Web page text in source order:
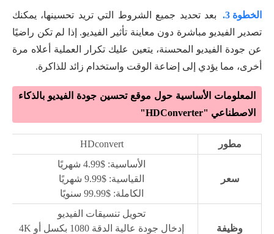
الخطوة 3.
بعد تحديد جميع الشروط التي تريد تحسينها، يمكنك
تصدير الفيديو مباشرة دون معاينة تأثير الفيديو. إذا لم تكن راضيًا
عن جودة الفيديو المحسنة، يتعين عليك تكرار العملية أعلاه مرة
أخرى، مما يؤدي إلى إضاعة الوقت واستخدام زائد للذاكرة.
المعلومات الأساسية حول موقع تحسين جودة الفيديو بالذكاء
الاصطناعي "HDConverter"
مطور HDconvert
سعر
الأساسية: $4.99 شهريًا
القياسية: $9.99 شهريًا
الكاملة: $99.99 سنويًا
وظيفة
تحويل تنسيقات الفيديو
إدخال جودة عالية الدقة 1080 بكسل أو 4K